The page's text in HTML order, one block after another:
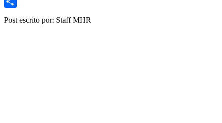
Post escrito por: Staff MHR